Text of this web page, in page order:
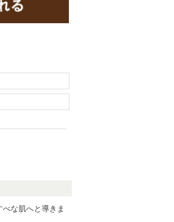
な肌へと導きま